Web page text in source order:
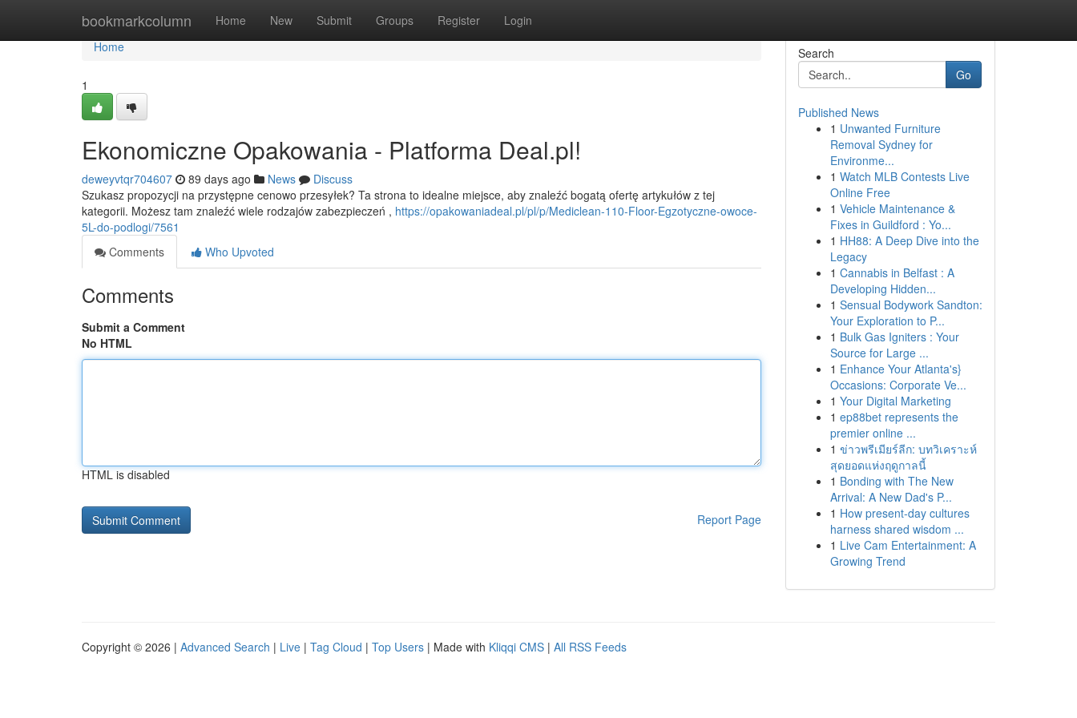
bookmarkcolumn Home New Submit Groups Register Login
Home
Home
1
Ekonomiczne Opakowania - Platforma Deal.pl!
deweyvtqr704607 89 days ago News
Discuss
Szukasz propozycji na przystępne cenowo przesyłek? Ta strona to idealne miejsce, aby znaleźć bogatą ofertę artykułów z tej
kategorii. Możesz tam znaleźć wiele rodzajów zabezpieczeń , https://opakowaniadeal.pl/pl/p/Mediclean-110-Floor-Egzotyczne-owoce-
5L-do-podlogi/7561
Comments
Who Upvoted
Comments
Submit a Comment
No HTML
HTML is disabled
Report Page
Search
Go
Published News
1 Unwanted Furniture
Removal Sydney for
Environme...
1 Watch MLB Contests Live
Online Free
1 Vehicle Maintenance &
Fixes in Guildford : Yo...
1 HH88: A Deep Dive into the
Legacy
1 Cannabis in Belfast : A
Developing Hidden...
1 Sensual Bodywork Sandton:
Your Exploration to P...
1 Bulk Gas Igniters : Your
Source for Large ...
1 Enhance Your Atlanta's}
Occasions: Corporate Ve...
1 Your Digital Marketing
1 ep88bet represents the
premier online ...
1 ข่าวพรีเมียร์ลีก: บทวิเคราะห์
สุดยอดแห่งฤดูกาลนี้
1 Bonding with The New
Arrival: A New Dad's P...
1 How present-day cultures
harness shared wisdom ...
1 Live Cam Entertainment: A
Growing Trend
Copyright © 2026 | Advanced Search | Live | Tag Cloud | Top Users | Made with Kliqqi CMS | All RSS Feeds